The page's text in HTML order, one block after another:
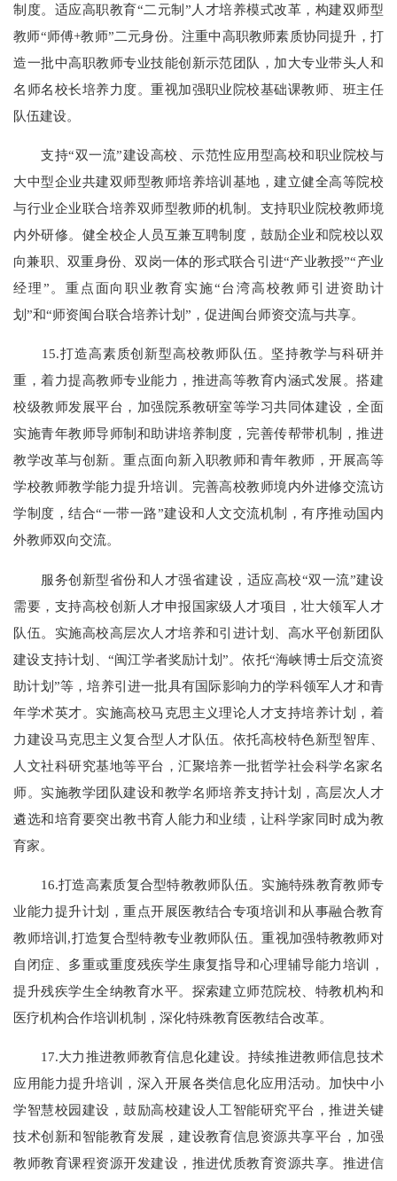
制度。适应高职教育“二元制”人才培养模式改革，构建双师型
教师“师傅+教师”二元身份。注重中高职教师素质协同提升，打
造一批中高职教师专业技能创新示范团队，加大专业带头人和
名师名校长培养力度。重视加强职业院校基础课教师、班主任
队伍建设。
支持“双一流”建设高校、示范性应用型高校和职业院校与
大中型企业共建双师型教师培养培训基地，建立健全高等院校
与行业企业联合培养双师型教师的机制。支持职业院校教师境
内外研修。健全校企人员互兼互聘制度，鼓励企业和院校以双
向兼职、双重身份、双岗一体的形式联合引进“产业教授”“产业
经理”。重点面向职业教育实施“台湾高校教师引进资助计
划”和“师资闽台联合培养计划”，促进闽台师资交流与共享。
15.打造高素质创新型高校教师队伍。坚持教学与科研并
重，着力提高教师专业能力，推进高等教育内涵式发展。搭建
校级教师发展平台，加强院系教研室等学习共同体建设，全面
实施青年教师导师制和助讲培养制度，完善传帮带机制，推进
教学改革与创新。重点面向新入职教师和青年教师，开展高等
学校教师教学能力提升培训。完善高校教师境内外进修交流访
学制度，结合“一带一路”建设和人文交流机制，有序推动国内
外教师双向交流。
服务创新型省份和人才强省建设，适应高校“双一流”建设
需要，支持高校创新人才申报国家级人才项目，壮大领军人才
队伍。实施高校高层次人才培养和引进计划、高水平创新团队
建设支持计划、“闽江学者奖励计划”。依托“海峡博士后交流资
助计划”等，培养引进一批具有国际影响力的学科领军人才和青
年学术英才。实施高校马克思主义理论人才支持培养计划，着
力建设马克思主义复合型人才队伍。依托高校特色新型智库、
人文社科研究基地等平台，汇聚培养一批哲学社会科学名家名
师。实施教学团队建设和教学名师培养支持计划，高层次人才
遴选和培育要突出教书育人能力和业绩，让科学家同时成为教
育家。
16.打造高素质复合型特教教师队伍。实施特殊教育教师专
业能力提升计划，重点开展医教结合专项培训和从事融合教育
教师培训,打造复合型特教专业教师队伍。重视加强特教教师对
自闭症、多重或重度残疾学生康复指导和心理辅导能力培训，
提升残疾学生全纳教育水平。探索建立师范院校、特教机构和
医疗机构合作培训机制，深化特殊教育医教结合改革。
17.大力推进教师教育信息化建设。持续推进教师信息技术
应用能力提升培训，深入开展各类信息化应用活动。加快中小
学智慧校园建设，鼓励高校建设人工智能研究平台，推进关键
技术创新和智能教育发展，建设教育信息资源共享平台，加强
教师教育课程资源开发建设，推进优质教育资源共享。推进信